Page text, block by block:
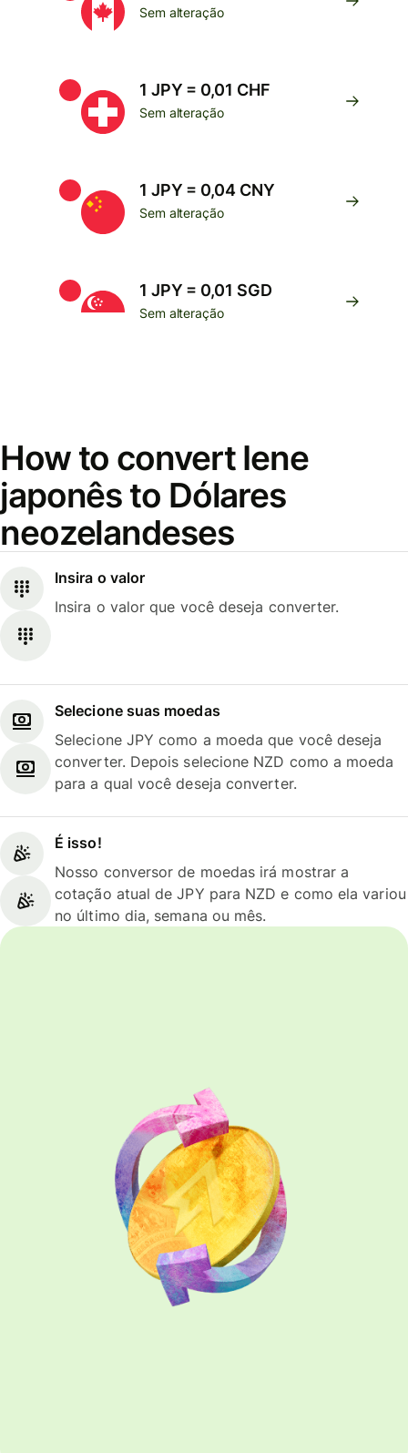
Sem alteração
1 JPY = 0,01 CHF
Sem alteração
1 JPY = 0,04 CNY
Sem alteração
1 JPY = 0,01 SGD
Sem alteração
How to convert Iene
japonês to Dólares
neozelandeses
Insira o valor
Insira o valor que você deseja converter.
Selecione suas moedas
Selecione JPY como a moeda que você deseja
converter. Depois selecione NZD como a moeda
para a qual você deseja converter.
É isso!
Nosso conversor de moedas irá mostrar a
cotação atual de JPY para NZD e como ela variou
no último dia, semana ou mês.